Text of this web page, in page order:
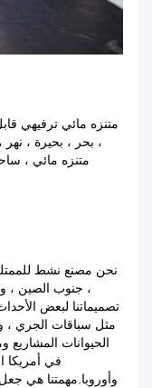
متنزه مائي ترفيهي
، بحر ، بحيرة ،
متنزه مائي ،
نحن مصنع نشط
، جنوب الصين ،
تصميماتنا لبعض
مثل سباقات الجري ،
الحيوانات المشاريع
في أمريكا
وأوروبا.مهمتنا هي